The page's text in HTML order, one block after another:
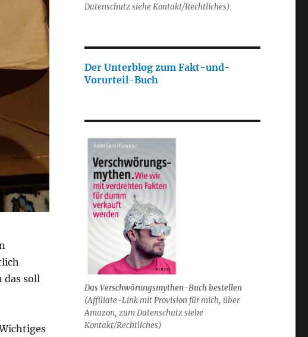
das soll
Datenschutz siehe Kontakt/Rechtliches)
Der Unterblog zum Fakt-und-
Vorurteil-Buch
Das Verschwörungsmythen-Buch bestellen
(Affiliate-Link mit Provision für mich, über
Amazon, zum Datenschutz siehe
Kontakt/Rechtliches)